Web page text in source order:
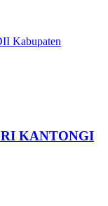
Kabupaten
KANTONGI